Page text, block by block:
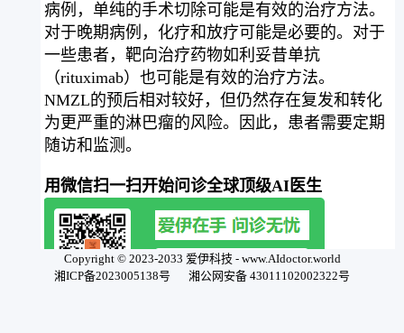
病例，单纯的手术切除可能是有效的治疗方法。
对于晚期病例，化疗和放疗可能是必要的。对于
一些患者，靶向治疗药物如利妥昔单抗
（rituximab）也可能是有效的治疗方法。
NMZL的预后相对较好，但仍然存在复发和转化
为更严重的淋巴瘤的风险。因此，患者需要定期
随访和监测。
用微信扫一扫开始问诊全球顶级AI医生
Copyright © 2023-2033 爱伊科技 - www.AIdoctor.world
湘ICP备2023005138号
湘公网安备 43011102002322号